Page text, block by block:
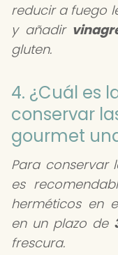
reducir a fuego
y añadir
gluten.
4. ¿Cuál es
conservar
gourmet
Para conservar
es
herméticos en
en un plazo de
frescura.